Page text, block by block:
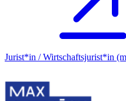
Jurist*in / Wirtschafts­jurist*in